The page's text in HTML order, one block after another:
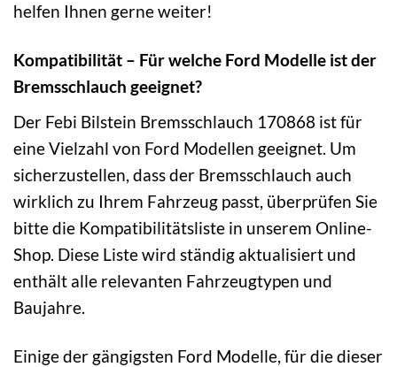
helfen Ihnen gerne weiter!
Kompatibilität – Für welche Ford Modelle ist der
Bremsschlauch geeignet?
Der Febi Bilstein Bremsschlauch 170868 ist für
eine Vielzahl von Ford Modellen geeignet. Um
sicherzustellen, dass der Bremsschlauch auch
wirklich zu Ihrem Fahrzeug passt, überprüfen Sie
bitte die Kompatibilitätsliste in unserem Online-
Shop. Diese Liste wird ständig aktualisiert und
enthält alle relevanten Fahrzeugtypen und
Baujahre.
Einige der gängigsten Ford Modelle, für die dieser